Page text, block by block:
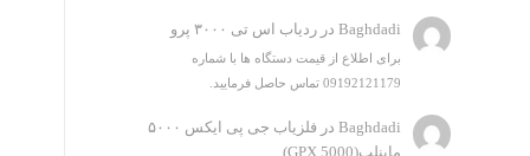
Baghdadi درردیاب اس تی ۳۰۰۰ پرو
برای اطلاع از قیمت دستگاه ها با شماره
09192121179 تماس حاصل فرمایید.
Baghdadi در
فلزیاب جی پی ایکس ۵۰۰۰
ماینلب(GPX 5000)